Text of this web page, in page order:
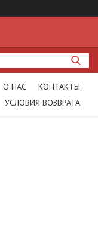
О НАС
КОНТАКТЫ
УСЛОВИЯ ВОЗВРАТА